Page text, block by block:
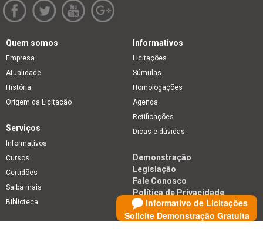
Informativo de Licitações
Solicite Demonstração Gratuita
Quem somos
Empresa
Atualidade
História
Origem da Licitação
Informativos
Licitações
Súmulas
Homologações
Agenda
Retificações
Dicas e dúvidas
Serviços
Informativos
Cursos
Certidões
Saiba mais
Biblioteca
Demonstração
Legislação
Fale Conosco
Política de Privacidade